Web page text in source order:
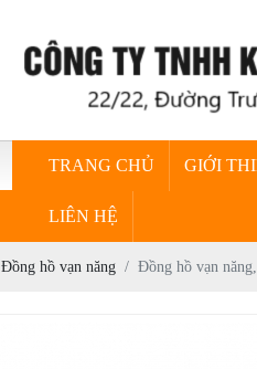
TRANG CHỦ GIỚI
LIÊN HỆ
Đồng hồ vạn năng Đồng hồ vạn